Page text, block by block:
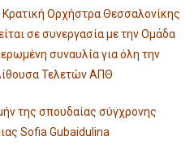
Ορχήστρα Θεσσαλονίκης
σε συνεργασία με την Ομάδα
συναυλία για όλη την
Τελετών ΑΠΘ
της σπουδαίας σύγχρονης
Sofia Gubaidulina